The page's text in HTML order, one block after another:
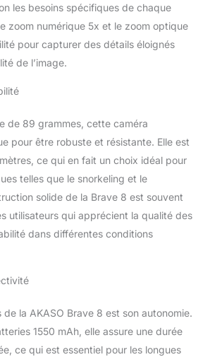
expérience vidéo et
photo plus stable.
【Étanche jusqu'à
60M】: l'étanchéité IPX8
protège les caméras
Cette caméra vidéo
étanche peut être utilisée
jusqu'à 10 m sous l'eau
parfaite pour la plongée
en apnée, le surf et la
natation. Étanche
jusqu'à une profondeur
possibilité d'utiliser le
mode super
large/large/portrait/étroit
les besoins spécifiques de chaque
zoom numérique 5x et le zoom optique
pour capturer des détails éloignés
de l’image.
de 89 grammes, cette caméra
pour être robuste et résistante. Elle est
ce qui en fait un choix idéal pour
telles que le snorkeling et le
solide de la Brave 8 est souvent
utilisateurs qui apprécient la qualité des
dans différentes conditions
de la AKASO Brave 8 est son autonomie.
1550 mAh, elle assure une durée
ce qui est essentiel pour les longues